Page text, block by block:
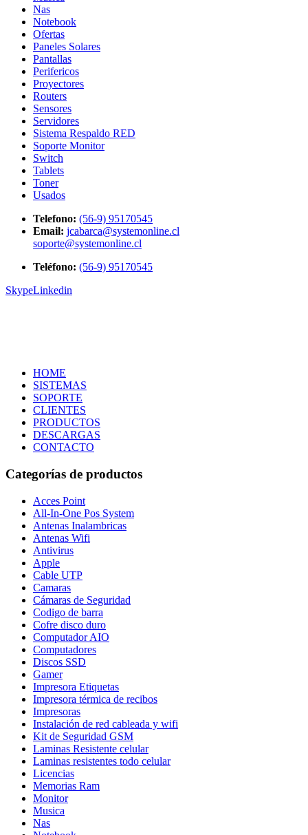
Nas
Notebook
Ofertas
Paneles Solares
Pantallas
Perifericos
Proyectores
Routers
Sensores
Servidores
Sistema Respaldo RED
Soporte Monitor
Switch
Tablets
Toner
Usados
Telefono: (56-9) 95170545
Email: jcabarca@systemonline.cl
soporte@systemonline.cl
Teléfono: (56-9) 95170545
SkypeLinkedin
HOME
SISTEMAS
SOPORTE
CLIENTES
PRODUCTOS
DESCARGAS
CONTACTO
Categorías de productos
Acces Point
All-In-One Pos System
Antenas Inalambricas
Antenas Wifi
Antivirus
Apple
Cable UTP
Camaras
Cámaras de Seguridad
Codigo de barra
Cofre disco duro
Computador AIO
Computadores
Discos SSD
Gamer
Impresora Etiquetas
Impresora térmica de recibos
Impresoras
Instalación de red cableada y wifi
Kit de Seguridad GSM
Laminas Resistente celular
Laminas resistentes todo celular
Licencias
Memorias Ram
Monitor
Musica
Nas